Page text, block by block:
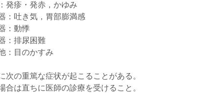
発疹・発赤，かゆみ
：吐き気，胃部膨満感
：動悸
：排尿困難
：目のかすみ
次の重篤な症状が起こることがある。
合は直ちに医師の診療を受けること。